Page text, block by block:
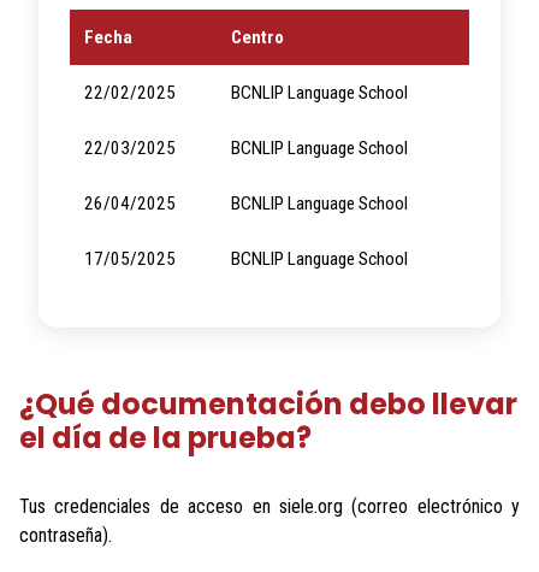
Fecha Centro
22/02/2025 BCNLIP Language School
22/03/2025 BCNLIP Language School
26/04/2025 BCNLIP Language School
17/05/2025 BCNLIP Language School
¿Qué documentación debo llevar
el día de la prueba?
Tus credenciales de acceso en siele.org (correo electrónico y
contraseña).